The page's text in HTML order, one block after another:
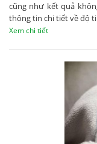
cũng như kết quả
thông tin chi tiết về độ
mẫu gạc tưa lưỡi, hãy
Xem chi tiết